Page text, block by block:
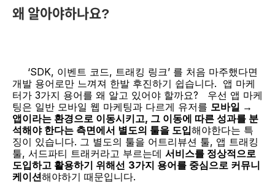
왜 알아야하나요?
‘SDK, 이벤트 코드, 트래킹 링크’ 를 처음 마주했다면
개발 용어로만 느껴져 한발 후진하기 쉽습니다. 앱 마케
터가 3가지 용어를 왜 알고 있어야 할까요?
우선 앱 마케
팅은 일반 모바일 웹 마케팅과 다르게 유저를 모바일 →
앱이라는 환경으로 이동시키고, 그 이동에 따른 성과를 분
석해야 한다는 측면에서 별도의 툴을 도입해야한다는 특
징이 있습니다. 그 별도의 툴을 어트리뷰션 툴, 앱 트래킹
툴, 서드파티 트래커라고 부르는데 서비스를 정상적으로
도입하고 활용하기 위해선 3가지 용어를 중심으로 커뮤니
케이션해야하기 때문입니다.